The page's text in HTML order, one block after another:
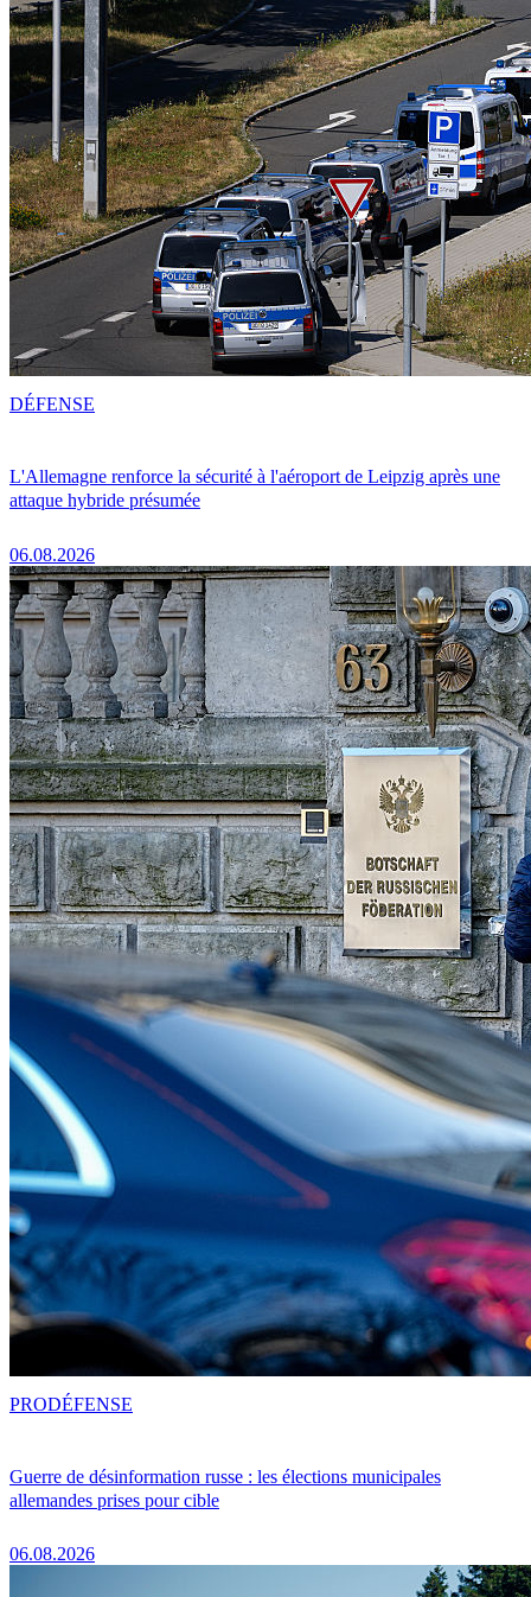
L'Allemagne renforce la sécurité à l'aéroport de Leipzig après une
attaque hybride présumée
06.08.2026
DÉFENSE
Guerre de désinformation russe : les élections municipales
allemandes prises pour cible
06.08.2026
PRODÉFENSE